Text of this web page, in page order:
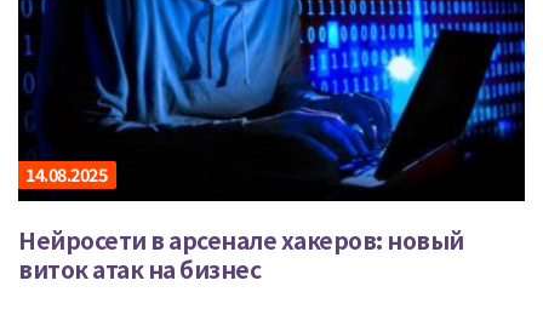
14.08.2025
Нейросети в арсенале хакеров: новый
виток атак на бизнес